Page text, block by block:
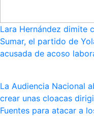
Lara Hernández dimite
Sumar, el partido de
acusada de acoso
La Audiencia Nacional
crear unas cloacas
Fuentes para atacar a